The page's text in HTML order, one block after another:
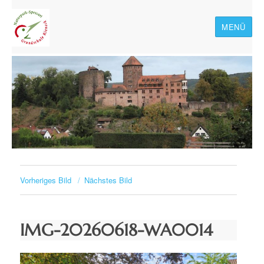
MENÜ
Vorheriges Bild Nächstes Bild
IMG-20260618-WA0014